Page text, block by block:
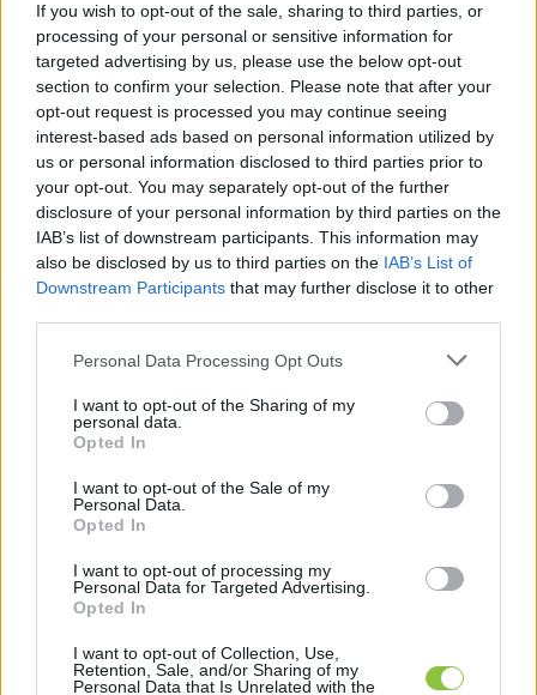
If you wish to opt-out of the sale, sharing to third parties, or
processing of your personal or sensitive information for
targeted advertising by us, please use the below opt-out
section to confirm your selection. Please note that after your
opt-out request is processed you may continue seeing
interest-based ads based on personal information utilized by
us or personal information disclosed to third parties prior to
your opt-out. You may separately opt-out of the further
disclosure of your personal information by third parties on the
IAB’s list of downstream participants. This information may
also be disclosed by us to third parties on the IAB’s List of
Downstream Participants that may further disclose it to other
Please note that this website/app uses one or more Google
not limited to your visit or usage behaviour. You may click to
grant or deny consent to Google and its third-party tags to
use your data for below specified purposes in below Google
consent section.
Personal Data Processing Opt Outs
I want to opt-out of the Sharing of my
personal data.
Opted In
I want to opt-out of the Sale of my
Personal Data.
Opted In
I want to opt-out of processing my
Personal Data for Targeted Advertising.
Opted In
I want to opt-out of Collection, Use,
Retention, Sale, and/or Sharing of my
Personal Data that Is Unrelated with the
lógnak. Szinte biztos, hogy eredetileg nem a
maihoz hasonlóan nézett ki, a két nagy
kapuszárny között ugyanis van egy utólagos
betoldás (talán szélesítették a bejáratot), az
egyik szárny pedig alacsonyabb, mint a másik –
azaz vélhetően levágtak belőle egy darabot, és
itt még inkább megette az idő vasfoga.
Egyszóval biztosan ráfér egy alapos restaurálás,
Márpedig ez a cél: a most a Népi Iparművészeti
a múzeum szeretné felújítani, mint Bezsenyi
Ádámtól megtudtuk, pályázati forrásból. Az
egyelőre még nem dőlt el, az érdeklődők hol
tekinthetik majd meg a jövőben.
Van egyébként Kecskeméten egy másik, a
múzeum gyűjteményébe tartozó, restaurált
Tiringer-kapu – a Katona József Fürdőnek, a
Gazdasági Malom egykori fürdőjének